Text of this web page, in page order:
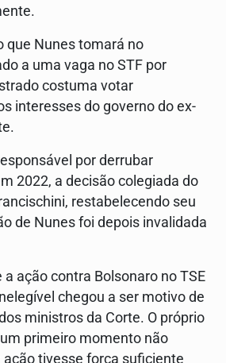
que Nunes tomará no
a uma vaga no STF por
costuma votar
interesses do governo do ex-
por derrubar
2022, a decisão colegiada do
restabelecendo seu
de Nunes foi depois invalidada
a ação contra Bolsonaro no TSE
chegou a ser motivo de
ministros da Corte. O próprio
primeiro momento não
ação tivesse força suficiente